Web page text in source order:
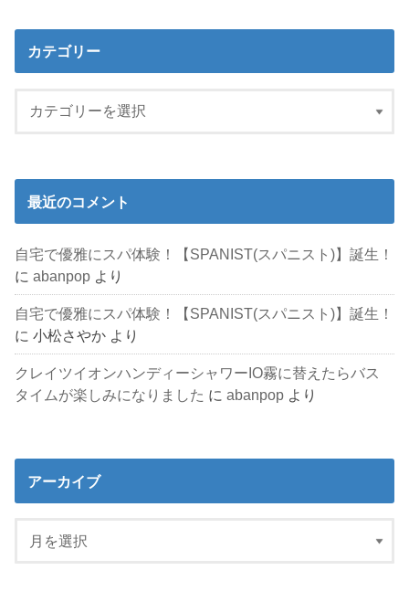
カテゴリー
最近のコメント
自宅で優雅にスパ体験！【SPANIST(スパニスト)】誕生！
にabanpop より
自宅で優雅にスパ体験！【SPANIST(スパニスト)】誕生！
に小松さやか より
クレイツイオンハンディーシャワーIO霧に替えたらバス
タイムが楽しみになりました にabanpop より
アーカイブ